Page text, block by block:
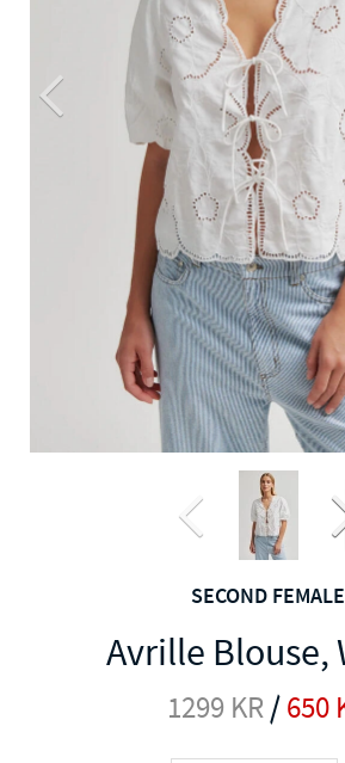
SECOND FEMALE
Avrille Blouse,
1299 KR/650